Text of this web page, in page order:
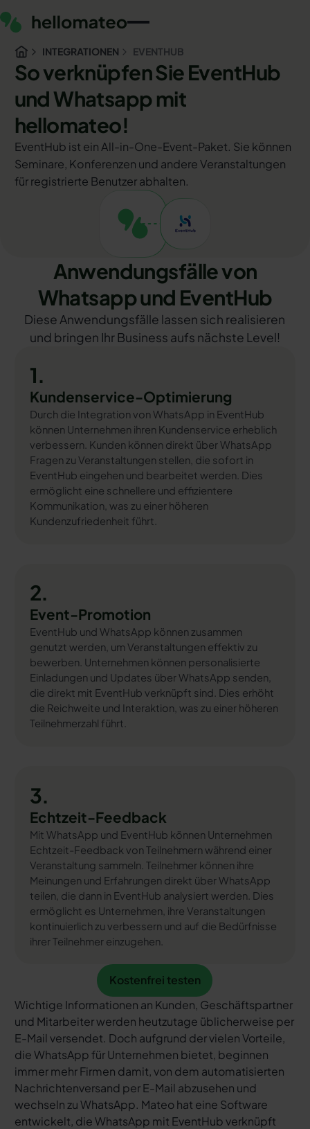
INTEGRATIONEN EVENTHUB
So verknüpfen Sie EventHub
und Whatsapp mit
hellomateo!
EventHub ist ein All-in-One-Event-Paket. Sie können
Seminare, Konferenzen und andere Veranstaltungen
für registrierte Benutzer abhalten.
Anwendungsfälle von
Whatsapp und EventHub
Diese Anwendungsfälle lassen sich realisieren
und bringen Ihr Business aufs nächste Level!
1.
Kundenservice-Optimierung
Durch die Integration von WhatsApp in EventHub
können Unternehmen ihren Kundenservice erheblich
verbessern. Kunden können direkt über WhatsApp
Fragen zu Veranstaltungen stellen, die sofort in
EventHub eingehen und bearbeitet werden. Dies
ermöglicht eine schnellere und effizientere
Kommunikation, was zu einer höheren
Kundenzufriedenheit führt.
2.
Event-Promotion
EventHub und WhatsApp können zusammen
genutzt werden, um Veranstaltungen effektiv zu
bewerben. Unternehmen können personalisierte
Einladungen und Updates über WhatsApp senden,
die direkt mit EventHub verknüpft sind. Dies erhöht
die Reichweite und Interaktion, was zu einer höheren
Teilnehmerzahl führt.
3.
Echtzeit-Feedback
Mit WhatsApp und EventHub können Unternehmen
Echtzeit-Feedback von Teilnehmern während einer
Veranstaltung sammeln. Teilnehmer können ihre
Meinungen und Erfahrungen direkt über WhatsApp
teilen, die dann in EventHub analysiert werden. Dies
ermöglicht es Unternehmen, ihre Veranstaltungen
kontinuierlich zu verbessern und auf die Bedürfnisse
ihrer Teilnehmer einzugehen.
Kostenfrei testen
Kostenfrei testen
Wichtige Informationen an Kunden, Geschäftspartner
und Mitarbeiter werden heutzutage üblicherweise per
E-Mail versendet. Doch aufgrund der vielen Vorteile,
die WhatsApp für Unternehmen bietet, beginnen
immer mehr Firmen damit, von dem automatisierten
Nachrichtenversand per E-Mail abzusehen und
wechseln zu WhatsApp. Mateo hat eine Software
entwickelt, die WhatsApp mit EventHub verknüpft